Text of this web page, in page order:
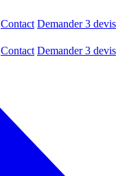
Contact Demander 3 devis
Contact Demander 3 devis